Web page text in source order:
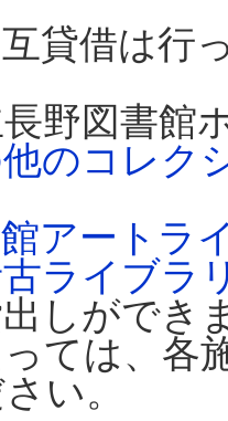
貸借は行
野図書館
のコレク
アートラ
ライブラ
しができ
ては、各
い。